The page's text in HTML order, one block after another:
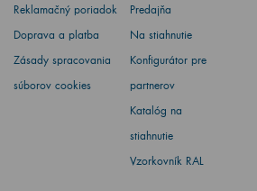
Reklamačný poriadok
Doprava a platba
Zásady spracovania
súborov cookies
Predajňa
Na stiahnutie
Konfigurátor pre
partnerov
Katalóg na
stiahnutie
Vzorkovník RAL